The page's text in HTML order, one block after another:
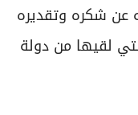
عن شكره وتقديره
لقيها من دولة